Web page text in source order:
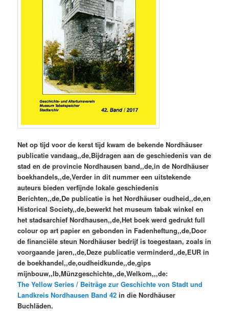
Net op tijd voor de kerst tijd kwam de bekende Nordhäuser
publicatie vandaag,,de,Bijdragen aan de geschiedenis van de
stad en de provincie Nordhausen band,,de,in de Nordhäuser
boekhandels,,de,Verder in dit nummer een uitstekende
auteurs bieden verfijnde lokale geschiedenis
Berichten,,de,De publicatie is het Nordhäuser oudheid,,de,en
Historical Society,,de,bewerkt het museum tabak winkel en
het stadsarchief Nordhausen,,de,Het boek werd gedrukt full
colour op art papier en gebonden in Fadenheftung,,de,Door
de financiële steun Nordhäuser bedrijf is toegestaan, zoals in
voorgaande jaren,,de,Deze publicatie verminderd,,de,EUR in
de boekhandel,,de,oudheidkunde,,de,gips
mijnbouw,,lb,Münzgeschichte,,de,Welkom,,,de:
The Yellow Series / Beiträge zur Geschichte von Stadt und
Landkreis Nordhausen Band 42 in die Nordhäuser
Buchläden.